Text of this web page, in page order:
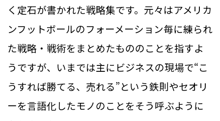
く定石が書かれた戦略集です。元々はアメリカ
ンフットボールのフォーメーション毎に練られ
た戦略・戦術をまとめたもののことを指すよ
うですが、いまでは主にビジネスの現場で“こ
うすれば勝てる、売れる”という鉄則やセオリ
ーを言語化したモノのことをそう呼ぶように